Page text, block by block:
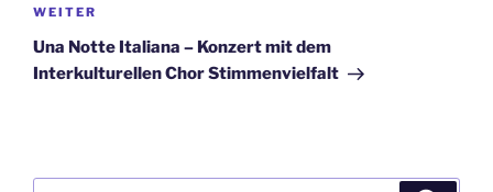
Nächster
Beitrag
WEITER
Una Notte Italiana – Konzert mit dem
Interkulturellen Chor Stimmenvielfalt